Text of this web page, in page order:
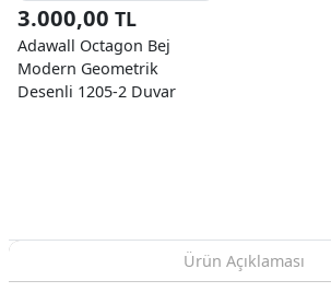
3.000,00 TL
Adawall Octagon Bej
Modern Geometrik
Desenli 1205-2 Duvar
Ürün Açıklaması